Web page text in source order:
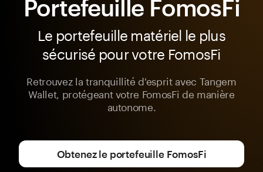
Portefeuille FomosFi
Le portefeuille matériel le plus
sécurisé pour votre FomosFi
Retrouvez la tranquillité d'esprit avec Tangem
Wallet, protégeant votre FomosFi de manière
autonome.
Obtenez le portefeuille FomosFi